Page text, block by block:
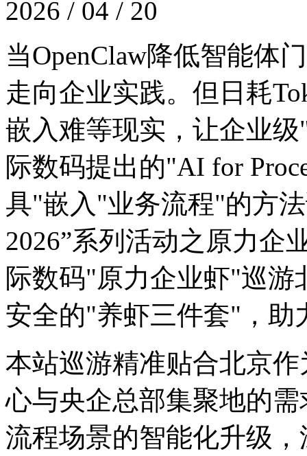
2026 / 04 / 20
当OpenClaw降低智能体
走向企业实践。但日耗
嵌入难等现实，让企
际数码提出的"AI for
具"嵌入"业务流程"的方法
2026”系列活动之原力企
际数码"原力企业虾"巡游北京
安全的"养虾三件套"，
本站巡游精准贴合北京作
心与央企总部集聚地的需求
流程场景的智能化升级